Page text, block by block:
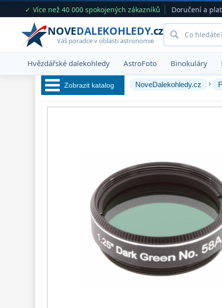
✓ Více než 40 000 spokojených zákazníků Doručení a
NOVEDALEKOHLEDY.cz
Váš poradce v oblasti astronomie
Hvězdářské dalekohledy AstroFoto Binokuláry
Zobrazit katalog
43
CLS a UHC 18
Širokopásmové
NoveDalekohledy.cz ›